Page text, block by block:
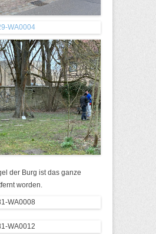
der Burg ist das ganze
worden.